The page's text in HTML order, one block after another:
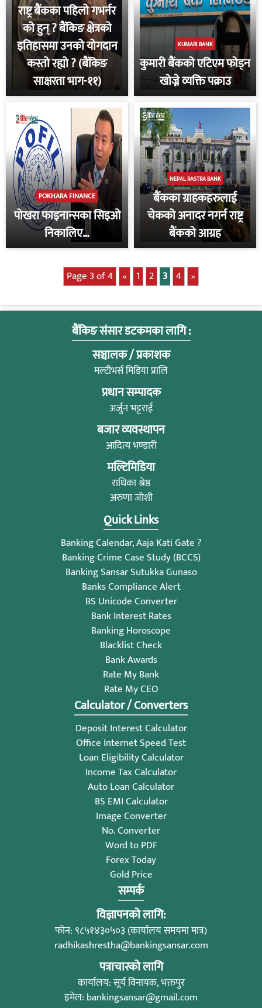
राष्ट्र बैंकका पहिलो गभर्नर
को हुन् ? बैंकिङ क्षेत्रको
इतिहासमा उनको योगदान
कस्तो रह्यो ? (बैंकिङ
साक्षरता भाग-११)
KUMARI BANK
कुमारी बैंकको एटिएम फोड्न
खोज्ने व्यक्ति पक्राउ
POKHARA FINANCE
पोखरा फाइनान्सका सिइओ
निकालिए…
NEPAL RASTRA BANK
बैंकका ग्राहकहरुलाई
चेकको अनादर नगर्न राष्ट्र
बैंकको आग्रह
Page 3 of 4 « 1 2 3 4 »
बैंकिङ संसार डटकमका लागि :
सञ्चालक / प्रकाशक
मल्टीभर्स मिडिया प्रालि
प्रधान सम्पादक
अर्जुन भट्टराई
बजार व्यवस्थापन
आदित्य भण्डारी
मल्टिमिडिया
राधिका श्रेष्ठ
अरुणा जोशी
Quick Links
Banking Calendar, Aaja Kati Gate ?
Banking Crime Case Study (BCCS)
Banking Sansar Sutukka Gunaso
Banks Compliance Alert
BS Unicode Converter
Bank Interest Rates
Banking Horoscope
Blacklist Check
Bank Awards
Rate My Bank
Rate My CEO
Calculator / Converters
Deposit Interest Calculator
Office Internet Speed Test
Loan Eligibility Calculator
Income Tax Calculator
Auto Loan Calculator
BS EMI Calculator
Image Converter
No. Converter
Word to PDF
Forex Today
Gold Price
सम्पर्क
विज्ञापनको लागि:
फोन: ९८५१४३०५०३ (कार्यालय समयमा मात्र)
radhikashrestha@bankingsansar.com
पत्राचारको लागि
कार्यालय: सूर्य विनायक, भक्तपुर
इमेल: bankingsansar@gmail.com